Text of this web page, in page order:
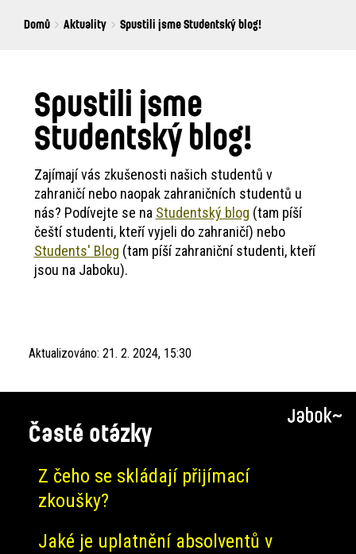
Breadcrumbs
You
Domů Aktuality Spustili jsme Studentský blog!
Spustili jsme
Studentský blog!
Zajímají vás zkušenosti našich studentů v
zahraničí nebo naopak zahraničních studentů u
nás? Podívejte se na Studentský blog (tam píší
čeští studenti, kteří vyjeli do zahraničí) nebo
Students' Blog (tam píší zahraniční studenti, kteří
jsou na Jaboku).
Aktualizováno: 21. 2. 2024, 15:30
Časté otázky
Z čeho se skládají přijímací
zkoušky?
Jaké je uplatnění absolventů v